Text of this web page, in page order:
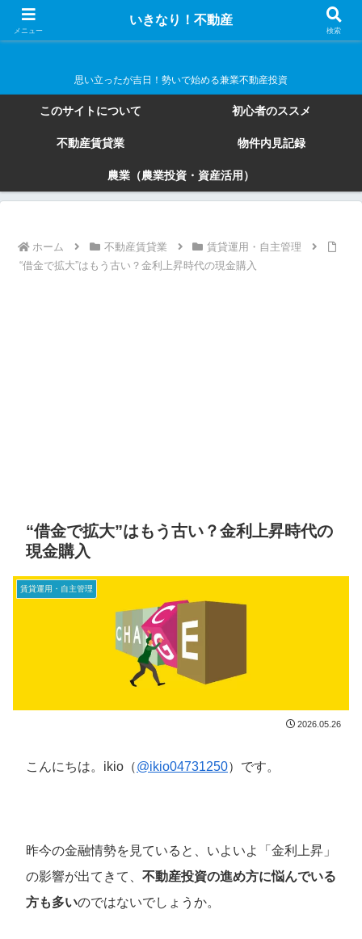
いきなり！不動産
思い立ったが吉日！勢いで始める兼業不動産投資
このサイトについて 初心者のススメ
不動産賃貸業 物件内見記録
農業（農業投資・資産活用）
ホーム 不動産賃貸業
賃貸運用・自主管理
“借金で拡大”はもう古い？金利上昇時代の現金購入
“借金で拡大”はもう古い？金利上昇時代の
現金購入
賃貸運用・自主管理
2026.05.26
こんにちは。ikio（@ikio04731250）です。
昨今の金融情勢を見ていると、いよいよ「金利上昇」
の影響が出てきて、 不動産投資の進め方に悩んでいる
方も多いのではないでしょうか。
メニュー
いきなり！不動産
検索